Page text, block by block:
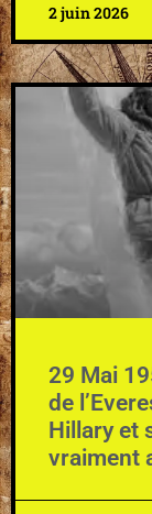
2 juin 2026
29 Mai
de
Hillary et
vraiment